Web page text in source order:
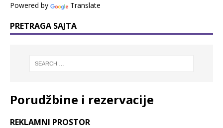
Powered by Translate
PRETRAGA SAJTA
Porudžbine i rezervacije
REKLAMNI PROSTOR